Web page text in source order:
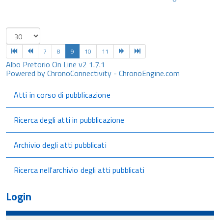
7 8 9 10 11
Albo Pretorio On Line v2 1.7.1
Powered by ChronoConnectivity - ChronoEngine.com
Atti in corso di pubblicazione
Ricerca degli atti in pubblicazione
Archivio degli atti pubblicati
Ricerca nell'archivio degli atti pubblicati
Login